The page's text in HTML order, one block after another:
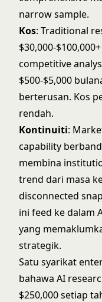
narrow sample.
Kos: Traditional
$30,000-
competitive
$500-$5,000
berterusan. Kos
rendah.
Kontinuiti:
capability
membina
trend dari masa
disconnected
ini feed ke dalam
yang
strategik.
Satu syarikat
bahawa AI
$250,000 setiap